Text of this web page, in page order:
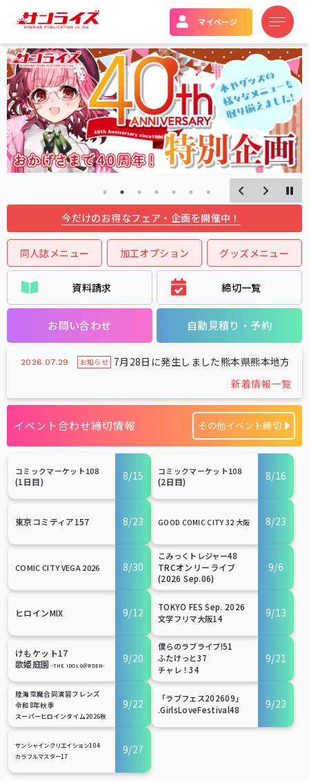
マイページ
同人誌メニュー 加工オプション グッズメニュー
資料請求 締切一覧
お問い合わせ 自動見積り・予約
2026.07.29 お知らせ
7月28日に発生しました熊本県熊本地方の
新着情報一覧
イベント合わせ締切情報 その他イベント締切
コミックマーケット108
(1日目) 8/15 コミックマーケット108
(2日目) 8/16
東京コミティア157 8/23 GOOD COMIC CITY 32 大阪 8/23
COMIC CITY VEGA 2026 8/30
こみっくトレジャー48
TRCオンリーライブ
(2026 Sep.06)
9/6
ヒロインMIX 9/12
TOKYO FES Sep. 2026
文学フリマ大阪14
9/13
けもケット17
歌姫庭園 -THE IDOL G＠RDEN-
9/20
僕らのラブライブ!51
ふたけっと37
チャレ！34
9/21
陸海空魔合同演習フレンズ
令和8年秋季
スーパーヒロインタイム2026秋
9/22
「ラブフェス202609」
.GirlsLoveFestival48
9/23
サンシャインクリエイション104
カラフルマスター17
9/27